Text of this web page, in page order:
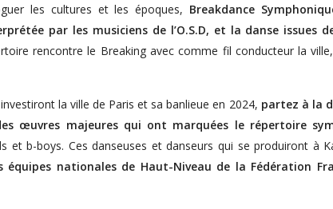
les cultures et les époques, Breakdance
par les musiciens de l’O.S.D, et la danse issues
rencontre le Breaking avec comme fil conducteur la
la ville de Paris et sa banlieue en 2024, partez à la
œuvres majeures qui ont marquées le répertoire
et b-boys. Ces danseuses et danseurs qui se produiront à
équipes nationales de Haut-Niveau de la Fédération